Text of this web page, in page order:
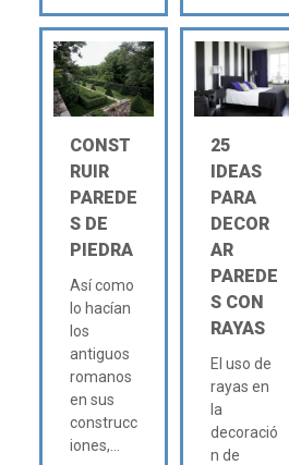
CONST
RUIR
PAREDE
S DE
PIEDRA
Así como
lo hacían
los
antiguos
romanos
en sus
construcc
iones,...
25
IDEAS
PARA
DECOR
AR
PAREDE
S CON
RAYAS
El uso de
rayas en
la
decoració
n de